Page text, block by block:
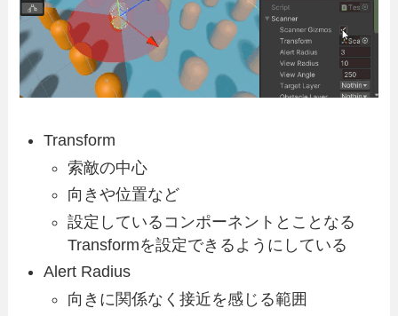
Transform
索敵の中心
向きや位置など
設定しているコンポーネントとことなる
Transformを設定できるようにしている
Alert Radius
向きに関係なく接近を感じる範囲